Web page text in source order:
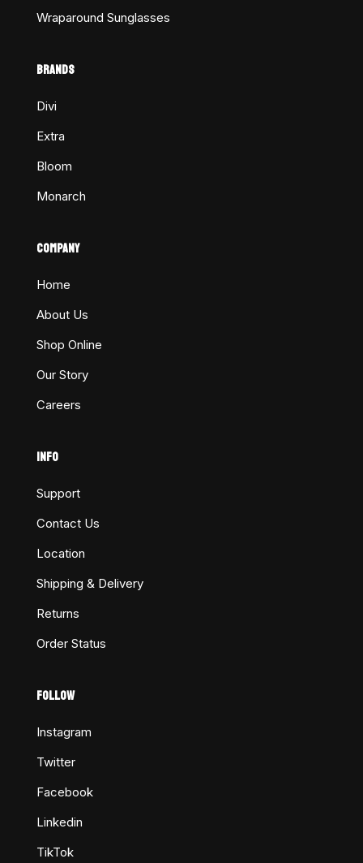
Wraparound Sunglasses
BRANDS
Divi
Extra
Bloom
Monarch
COMPANY
Home
About Us
Shop Online
Our Story
Careers
INFO
Support
Contact Us
Location
Shipping & Delivery
Returns
Order Status
FOLLOW
Instagram
Twitter
Facebook
Linkedin
TikTok